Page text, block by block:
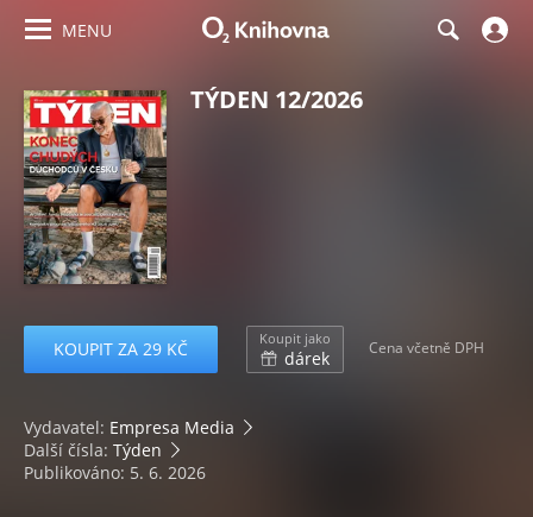
MENU
TÝDEN 12/2026
KOUPIT ZA 29 KČ Koupit jako
dárek Cena včetně DPH
Vydavatel: Empresa Media
Další čísla: Týden
Publikováno: 5. 6. 2026